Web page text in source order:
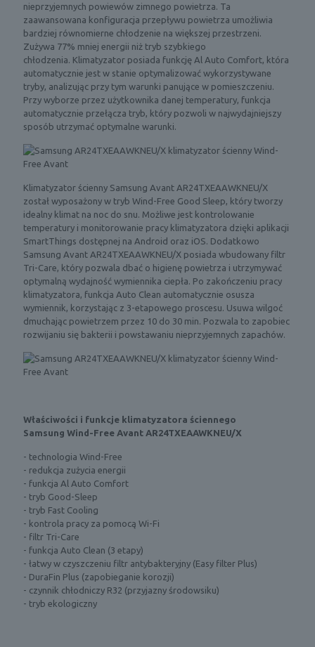
nieprzyjemnych powiewów zimnego powietrza. Ta
zaawansowana konfiguracja przepływu powietrza umożliwia
bardziej równomierne chłodzenie na większej przestrzeni.
Zużywa 77% mniej energii niż tryb szybkiego
chłodzenia. Klimatyzator posiada funkcję Al Auto Comfort, która
automatycznie jest w stanie optymalizować wykorzystywane
tryby, analizując przy tym warunki panujące w pomieszczeniu.
Przy wyborze przez użytkownika danej temperatury, funkcja
automatycznie przełącza tryb, który pozwoli w najwydajniejszy
sposób utrzymać optymalne warunki.
Klimatyzator ścienny Samsung Avant AR24TXEAAWKNEU/X
został wyposażony w tryb Wind-Free Good Sleep, który tworzy
idealny klimat na noc do snu. Możliwe jest kontrolowanie
temperatury i monitorowanie pracy klimatyzatora dzięki aplikacji
SmartThings dostępnej na Android oraz iOS. Dodatkowo
Samsung Avant AR24TXEAAWKNEU/X posiada wbudowany filtr
Tri-Care, który pozwala dbać o higienę powietrza i utrzymywać
optymalną wydajność wymiennika ciepła. Po zakończeniu pracy
klimatyzatora, funkcja Auto Clean automatycznie osusza
wymiennik, korzystając z 3-etapowego proscesu. Usuwa wilgoć
dmuchając powietrzem przez 10 do 30 min. Pozwala to zapobiec
rozwijaniu się bakterii i powstawaniu nieprzyjemnych zapachów.
Właściwości i funkcje klimatyzatora ściennego
Samsung Wind-Free Avant AR24TXEAAWKNEU/X
- technologia Wind-Free
- redukcja zużycia energii
- funkcja Al Auto Comfort
- tryb Good-Sleep
- tryb Fast Cooling
- kontrola pracy za pomocą Wi-Fi
- filtr Tri-Care
- funkcja Auto Clean (3 etapy)
- łatwy w czyszczeniu filtr antybakteryjny (Easy filter Plus)
- DuraFin Plus (zapobieganie korozji)
- czynnik chłodniczy R32 (przyjazny środowsiku)
- tryb ekologiczny